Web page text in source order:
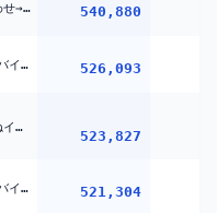
【スト6】 コーチング→顔合わせ→スクリム vs ティム=カゲツ 【 コーチ:河河 】 540,880
【Minecraft】#ホロ金策サバイバル2 お金を稼ぎたい( ^ω^ ) DAY3 ぺこ!【ホロライブ/兎田ぺこら】 526,093
【スプラ3】 本番 大好物はねイカのから揚げ 【vccスプラ】うるか イブラヒム 笹ティック
523,827
【Minecraft】#ホロ金策サバイバル2 お金を稼ぎたい( ^ω^ ) DAY1 ぺこ!【ホロライブ/兎田ぺこら】 521,304